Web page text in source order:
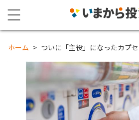
ホーム ついに「主役」になったカプ